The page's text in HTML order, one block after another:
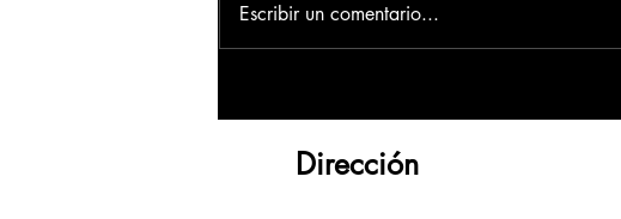
Escribir un comentario...
Dirección